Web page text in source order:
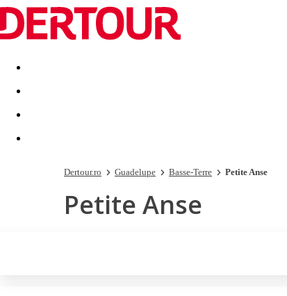
Destinatii Vacanta perfecta OFERTE DE NERATAT
Dertour.ro Guadelupe Basse-Terre Petite Anse
Petite Anse